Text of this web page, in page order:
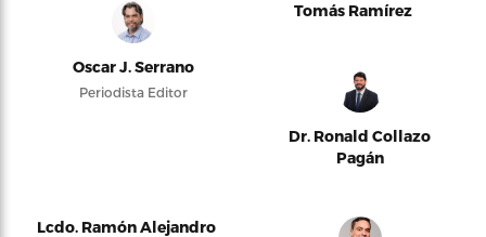
Oscar J. Serrano
Periodista Editor
Tomás Ramírez
Dr. Ronald Collazo
Pagán
Lcdo. Ramón Alejandro